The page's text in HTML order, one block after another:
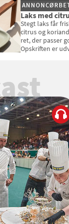
Laks med
Stegt laks får
citrus og
ret, der passer
Opskriften er